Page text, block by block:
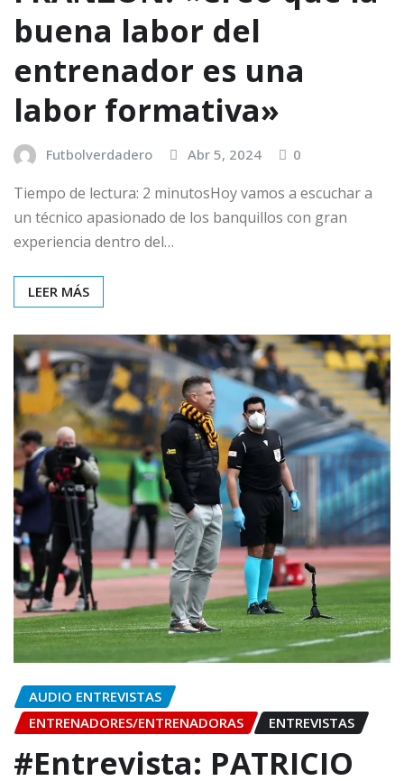
buena labor del
entrenador es una
labor formativa»
Futbolverdadero Abr 5, 2024 0
Tiempo de lectura: 2 minutosHoy vamos a escuchar a
un técnico apasionado de los banquillos con gran
experiencia dentro del…
LEER MÁS
AUDIO ENTREVISTAS
ENTRENADORES/ENTRENADORAS
ENTREVISTAS
#Entrevista: PATRICIO